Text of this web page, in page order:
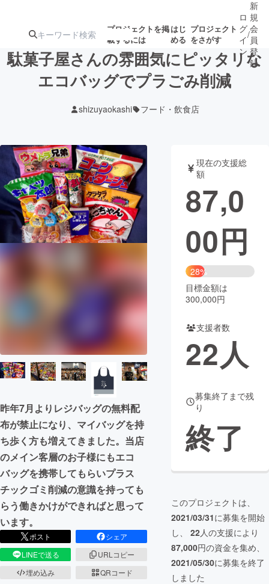
プロジェクトを掲
載するには
はじ
める
プロジェクト
をさがす
ターン
ジェクト
募集終了が近いプ
ロジェクト
アート・写真 音楽
テクノロジー・ガジェット ゲーム・
映像・映画 書籍・雑誌
ビジネス・起業 チャレンジ
CAMPFIRE for Social Good
CAMPFIRE Creation
CAMPFIREふるさと納税
コミュニティ
ロ
グ
イ
ン
/
新
規
会
員
登
録
駄菓子屋さんの雰囲気にピッタリな
エコバッグでプラごみ削減
shizuyaokashi フード・飲食店
昨年7月よりレジバッグの無料配
布が禁止になり、マイバッグを持
ち歩く方も増えてきました。当店
のメイン客層のお子様にもエコ
バッグを携帯してもらいプラス
チックゴミ削減の意識を持っても
らう働きかけができればと思って
います。
ポスト
シェア
LINEで送る
URLコピー
埋め込み
QRコード
現在の支援総
額
87,0
00円
28%
目標金額は
300,000円
支援者数
22人
募集終了まで残
り
終了
このプロジェクトは、
2021/03/31に募集を開始
し、 22人の支援により
87,000円の資金を集め、
2021/05/30に募集を終了
しました